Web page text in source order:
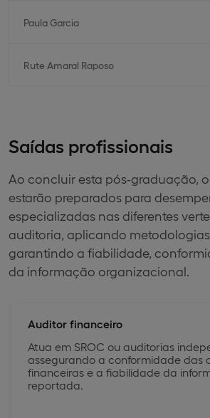
Paula Garcia
Rute Amaral Raposo
Saídas profissionais
Ao concluir esta pós-graduação,
estarão preparados para
especializadas nas diferentes
auditoria, aplicando
garantindo a fiabilidade,
da informação organizacional.
Auditor financeiro
Atua em SROC ou auditorias
assegurando a conformidade das
financeiras e a fiabilidade da
reportada.